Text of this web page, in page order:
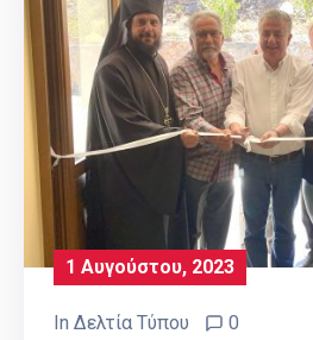
Έργα
Δράσεις
Ψηφιακές
Υπηρεσίες
Επικοινωνία
1 Αυγούστου, 2023
In Δελτία Τύπου 0